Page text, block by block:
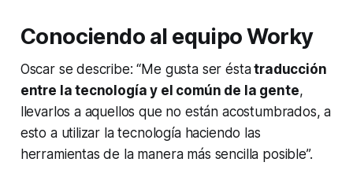
Conociendo al equipoWorky
Oscar se describe: “Me gusta ser éstatraducción
entre la tecnología y el común de la gente,
llevarlos a aquellos que no están acostumbrados, a
esto a utilizar la tecnología haciendo las
herramientas de la manera más sencilla posible”.